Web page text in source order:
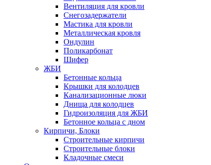
Вентиляция для кровли
Снегозадержатели
Мастика для кровли
Металлическая кровля
Ондулин
Поликарбонат
Шифер
ЖБИ
Бетонные кольца
Крышки для колодцев
Канализационные люки
Днища для колодцев
Гидроизоляция для ЖБИ
Бетонное кольца с дном
Кирпичи, Блоки
Строительные кирпичи
Строительные блоки
Кладочные смеси